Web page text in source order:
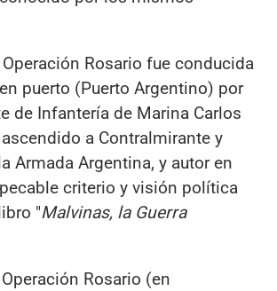
Rosario fue conducida
puerto (Puerto Argentino) por
de Infantería de Marina Carlos
a Contralmirante y
Armada Argentina, y autor en
criterio y visión política
"Malvinas, la Guerra
Rosario (en